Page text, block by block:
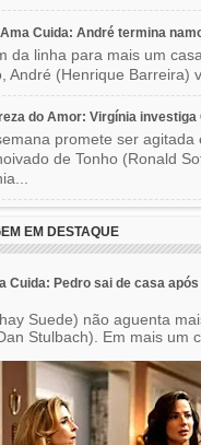
Cuida: André termina
da linha para mais um
André (Henrique Barreira)
do Amor: Virgínia investiga
promete ser agitada
de Tonho (Ronald
EM DESTAQUE
Cuida: Pedro sai de casa
Suede) não aguenta
Stulbach). Em mais um